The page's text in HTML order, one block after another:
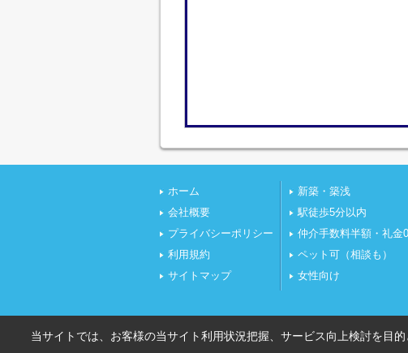
ホーム
会社概要
プライバシーポリシー
利用規約
サイトマップ
新築・築浅
駅徒歩5分以内
仲介手数料半額・礼金0
ペット可（相談も）
女性向け
当サイトでは、お客様の当サイト利用状況把握、サービス向上検討を目